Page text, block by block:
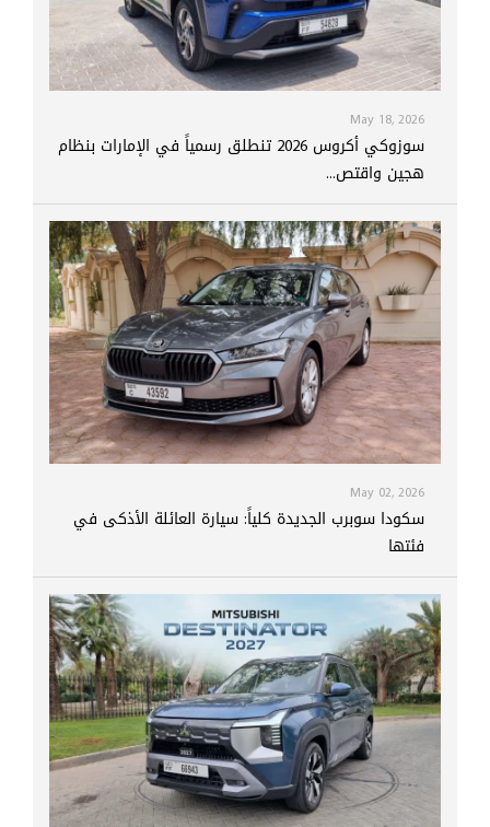
May 18, 2026
سوزوكي أكروس 2026 تنطلق رسمياً في الإمارات بنظام
هجين واقتص...
May 02, 2026
سكودا سوبرب الجديدة كلياً: سيارة العائلة الأذكى في
فئتها